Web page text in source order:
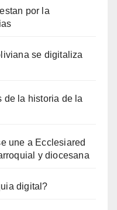
por la
se digitaliza
de la historia de la
une a Ecclesiared
y diocesana
digital?